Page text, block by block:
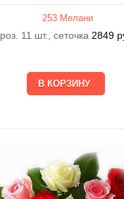
253 Мелани
роз. 11 шт., сеточка 2849